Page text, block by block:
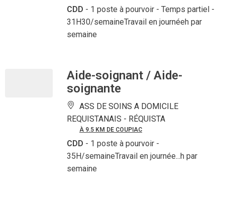
CDD - 1 poste à pourvoir - Temps partiel -
31H30/semaineTravail en journéeh par
semaine
Aide-soignant / Aide-
soignante
ASS DE SOINS A DOMICILE
REQUISTANAIS - RÉQUISTA
À 9.5 KM DE COUPIAC
CDD - 1 poste à pourvoir -
35H/semaineTravail en journée...h par
semaine